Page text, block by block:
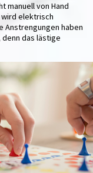
manuell von Hand
elektrisch
Anstrengungen haben
das lästige